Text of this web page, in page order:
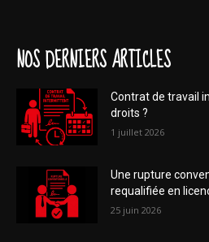
NOS DERNIERS ARTICLES
Contrat de travail
droits ?
1 juillet 2026
Une rupture
requalifiée en
25 juin 2026